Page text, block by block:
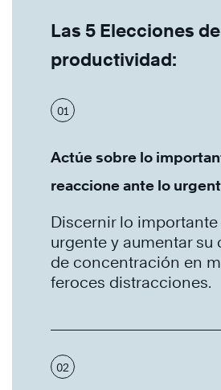
Las 5 Elecciones de
productividad:
01
Actúe sobre lo
reaccione ante lo
Discernir lo importante
urgente y aumentar su
de concentración en
feroces distracciones.
02